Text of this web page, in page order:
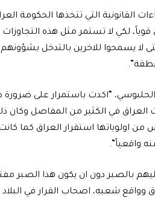
القانونية التي تتخذها الحكومة
لكي لا تستمر مثل هذه التجاوزات
لا يسمحوا للاخرين بالتدخل
“اكدت باستمرار على ضرورة
في الكثير من المفاصل وكان
من اولوياتها استقرار العراق كما
واقعياً”.
بالصبر دون ان يكون هذا الصبر
شعبه، اصحاب القرار في البلاد